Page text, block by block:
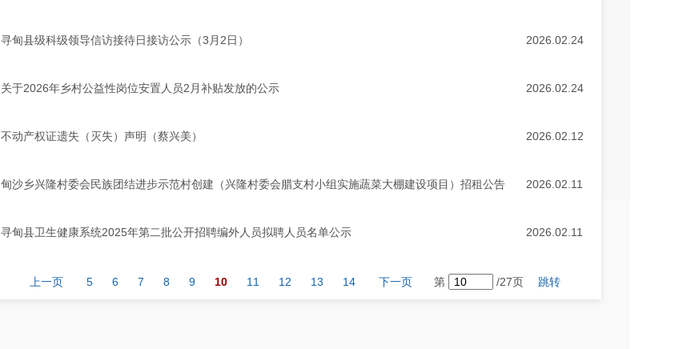
寻甸县级科级领导信访接待日接访公示（3月2日） 2026.02.24
关于2026年乡村公益性岗位安置人员2月补贴发放的公示 2026.02.24
不动产权证遗失（灭失）声明（蔡兴美） 2026.02.12
甸沙乡兴隆村委会民族团结进步示范村创建（兴隆村委会腊支村小组实施蔬菜大棚建设项目）招租公告 2026.02.11
寻甸县卫生健康系统2025年第二批公开招聘编外人员拟聘人员名单公示 2026.02.11
上一页 5 6 7 8 9 10 11 12 13 14 下一页 第 /27页 跳转